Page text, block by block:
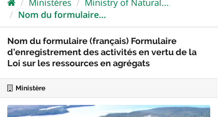
Ministères
Ministry of Natural...
Nom du formulaire...
Nom du formulaire (français) Formulaire
d’enregistrement des activités en vertu de la
Loi sur les ressources en agrégats
Ministère